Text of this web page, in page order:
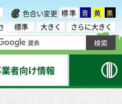
色合い変更 標準 青 黄 黒
標準 大きく さらに大きく
者向け情報